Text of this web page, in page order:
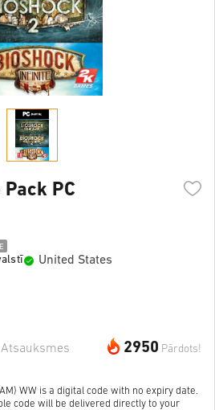
PC
United States
2950 Pārdots!
Atsauksmes
WW is a digital code with no expiry date.
code will be delivered directly to your